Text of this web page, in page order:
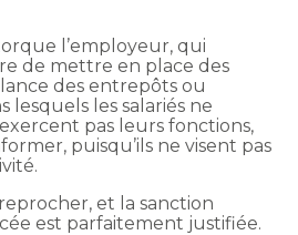
l’employeur, qui
de mettre en place des
des entrepôts ou
lesquels les salariés ne
pas leurs fonctions,
puisqu’ils ne visent pas
et la sanction
est parfaitement justifiée.